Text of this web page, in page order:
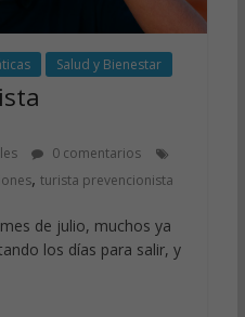
Salud y Bienestar
0 comentarios
, turista prevencionista
de julio, muchos ya
los días para salir, y